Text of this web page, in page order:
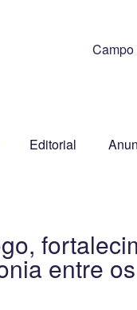
Editorial
entre os